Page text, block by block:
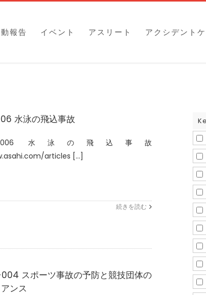
報告 イベント アスリート アクシデント
水泳の飛込事故
006 水泳の飛込事故
articles [...]
続きを読む
スポーツ事故の予防と競技団体の
ンス